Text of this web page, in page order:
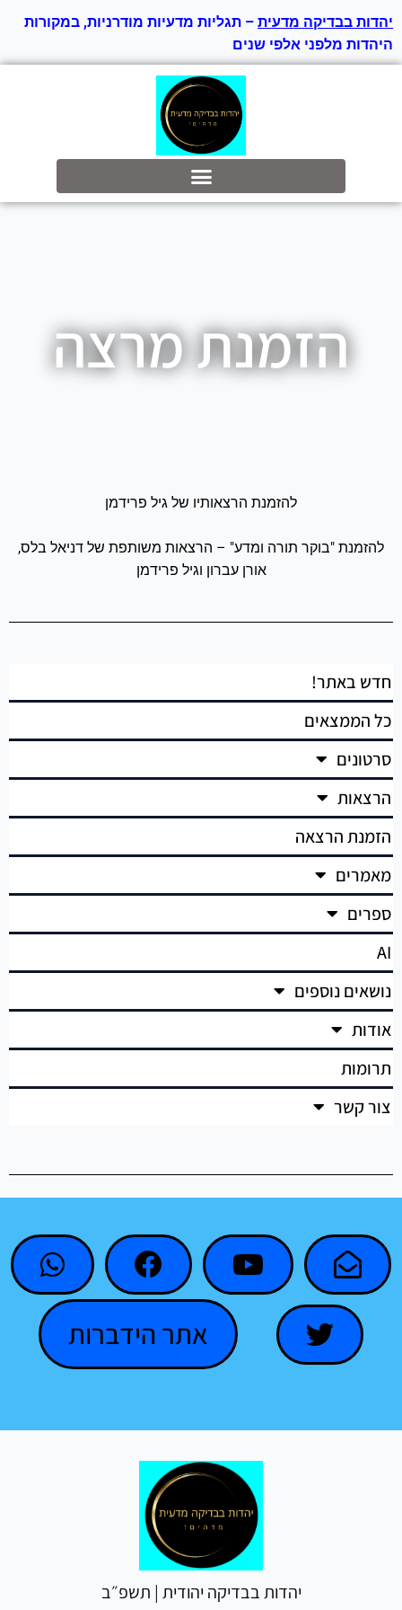
יהדות בבדיקה מדעית – תגליות מדעיות מודרניות, במקורות
היהדות מלפני אלפי שנים
בס״ד
הזמנת מרצה
להזמנת הרצאותיו של גיל פרידמן
להזמנת "בוקר תורה ומדע" – הרצאות משותפת של דניאל בלס,
אורן עברון וגיל פרידמן
חדש באתר!
כל הממצאים
סרטונים
הרצאות
הזמנת הרצאה
מאמרים
ספרים
AI
נושאים נוספים
אודות
תרומות
צור קשר
אתר הידברות
יהדות בבדיקה יהודית | תשפ״ב